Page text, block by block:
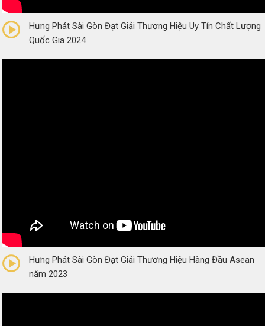
(0 Reviews)
Hưng Phát Sài Gòn Đạt Giải Thương Hiệu Uy Tín Chất Lượng
Quốc Gia 2024
(0 Reviews)
Hưng Phát Sài Gòn Đạt Giải Thương Hiệu Hàng Đầu Asean
năm 2023